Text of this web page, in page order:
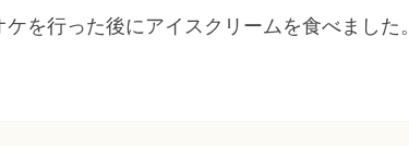
人
祭
を行った後にアイスクリームを食べました。